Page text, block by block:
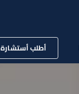
أطلب أستشارة